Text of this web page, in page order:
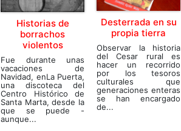
Historias de
borrachos
violentos
Fue durante unas
vacaciones de
Navidad, enLa Puerta,
una discoteca del
Centro Histórico de
Santa Marta, desde la
que se puede -
aunque...
Desterrada en su
propia tierra
Observar la historia
del Cesar rural es
hacer un recorrido
por los tesoros
culturales que
generaciones enteras
se han encargado
de...